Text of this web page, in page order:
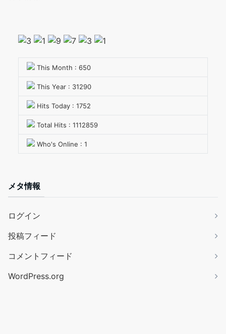
This Month : 650
This Year : 31290
Hits Today : 1752
Total Hits : 1112859
Who's Online : 1
メタ情報
ログイン
投稿フィード
コメントフィード
WordPress.org